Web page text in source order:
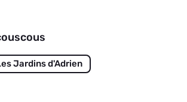
Jardins d'Adrien